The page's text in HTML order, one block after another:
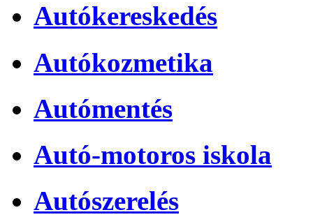
Autókereskedés
Autókozmetika
Autómentés
Autó-motoros iskola
Autószerelés